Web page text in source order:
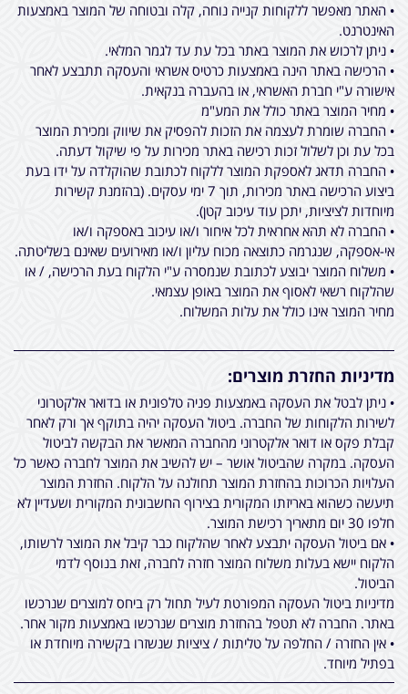
• האתר מאפשר ללקוחות קנייה נוחה, קלה ובטוחה של המוצר באמצעות
האינטרנט.
• ניתן לרכוש את המוצר באתר בכל עת עד לגמר המלאי.
• הרכישה באתר הינה באמצעות כרטיס אשראי והעסקה תתבצע לאחר
אישורה ע"י חברת האשראי, או בהעברה בנקאית.
• מחיר המוצר באתר כולל את המע"מ
• החברה שומרת לעצמה את הזכות להפסיק את שיווק ומכירת המוצר
בכל עת וכן לשלול זכות רכישה באתר מכירות על פי שיקול דעתה.
• החברה תדאג לאספקת המוצר ללקוח לכתובת שהוקלדה על ידו בעת
ביצוע הרכישה באתר מכירות, תוך 7 ימי עסקים. (בהזמנת קשירות
מיוחדות לציציות, יתכן עוד עיכוב קטן).
• החברה לא תהא אחראית לכל איחור ו/או עיכוב באספקה ו/או
אי-אספקה, שנגרמה כתוצאה מכוח עליון ו/או מאירועים שאינם בשליטתה.
• משלוח המוצר יבוצע לכתובת שנמסרה ע"י הלקוח בעת הרכישה, / או
שהלקוח רשאי לאסוף את המוצר באופן עצמאי.
מחיר המוצר אינו כולל את עלות המשלוח.
מדיניות החזרת מוצרים:
• ניתן לבטל את העסקה באמצעות פניה טלפונית או בדואר אלקטרוני
לשירות הלקוחות של החברה. ביטול העסקה יהיה בתוקף אך ורק לאחר
קבלת פקס או דואר אלקטרוני מהחברה המאשר את הבקשה לביטול
העסקה. במקרה שהביטול אושר – יש להשיב את המוצר לחברה כאשר כל
העלויות הכרוכות בהחזרת המוצר תחולנה על הלקוח. החזרת המוצר
תיעשה כשהוא באריזתו המקורית בצירוף החשבונית המקורית ושעדיין לא
חלפו 30 יום מתאריך רכישת המוצר.
• אם ביטול העסקה יתבצע לאחר שהלקוח כבר קיבל את המוצר לרשותו,
הלקוח יישא בעלות משלוח המוצר חזרה לחברה, זאת בנוסף לדמי
הביטול.
מדיניות ביטול העסקה המפורטת לעיל תחול רק ביחס למוצרים שנרכשו
באתר. החברה לא תטפל בהחזרת מוצרים שנרכשו באמצעות מקור אחר.
• אין החזרה / החלפה על טליתות / ציציות שנשזרו בקשירה מיוחדת או
בפתיל מיוחד.